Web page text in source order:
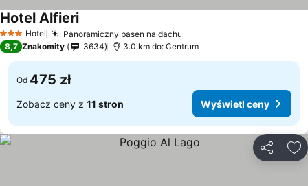
3 Kategoria
Hotel Panoramiczny basen na dachu
Hotel AlfieriWyświetl ceny
8,7 Znakomity 3634 3.0 km do: Centrum
Od 475 zł
Zobacz ceny z 11 stron Wyświetl ceny